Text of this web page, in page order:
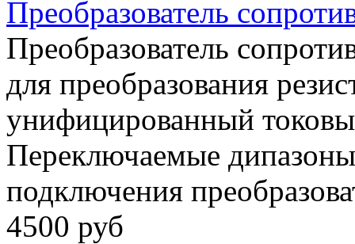
Преобразователь
Преобразователь
для преобразования
унифицированный
Переключаемые
подключения
4500 руб